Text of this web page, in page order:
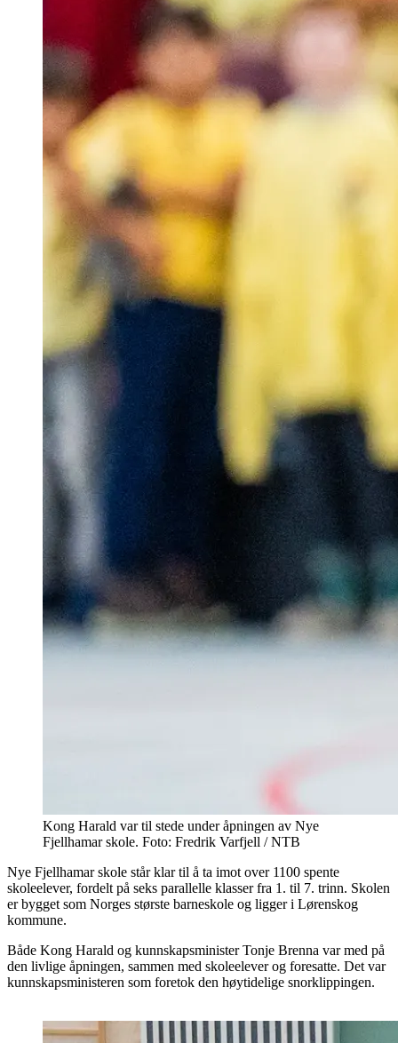
Kong Harald var til stede under åpningen av Nye
Fjellhamar skole. Foto: Fredrik Varfjell / NTB
Nye Fjellhamar skole står klar til å ta imot over 1100 spente
skoleelever, fordelt på seks parallelle klasser fra 1. til 7. trinn. Skolen
er bygget som Norges største barneskole og ligger i Lørenskog
kommune.
Både Kong Harald og kunnskapsminister Tonje Brenna var med på
den livlige åpningen, sammen med skoleelever og foresatte. Det var
kunnskapsministeren som foretok den høytidelige snorklippingen.